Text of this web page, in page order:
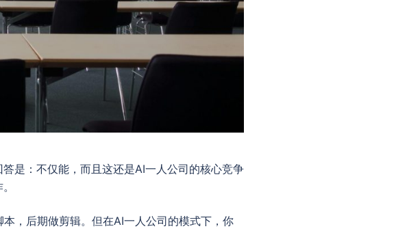
是：不仅能，而且这还是AI一人公司的核心竞争
，后期做剪辑。但在AI一人公司的模式下，你